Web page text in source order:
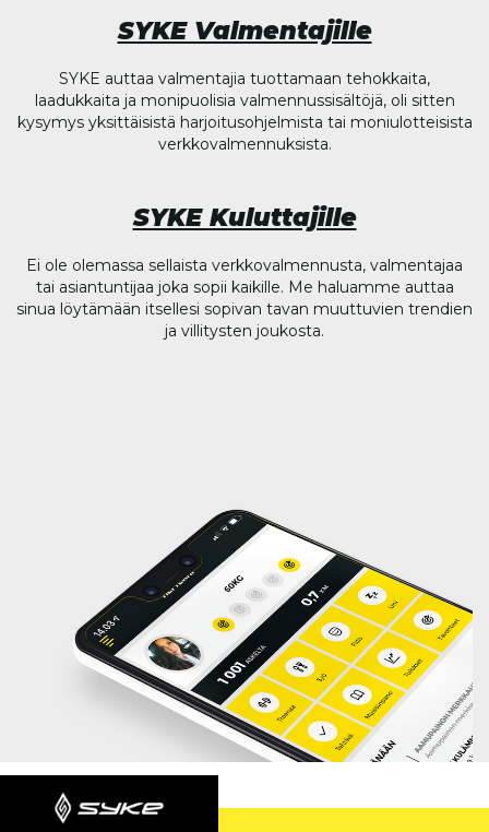
SYKE Valmentajille
SYKE auttaa valmentajia tuottamaan tehokkaita,
laadukkaita ja monipuolisia valmennussisältöjä, oli sitten
kysymys yksittäisistä harjoitusohjelmista tai moniulotteisista
verkkovalmennuksista.
SYKE Kuluttajille
Ei ole olemassa sellaista verkkovalmennusta, valmentajaa
tai asiantuntijaa joka sopii kaikille. Me haluamme auttaa
sinua löytämään itsellesi sopivan tavan muuttuvien trendien
ja villitysten joukosta.